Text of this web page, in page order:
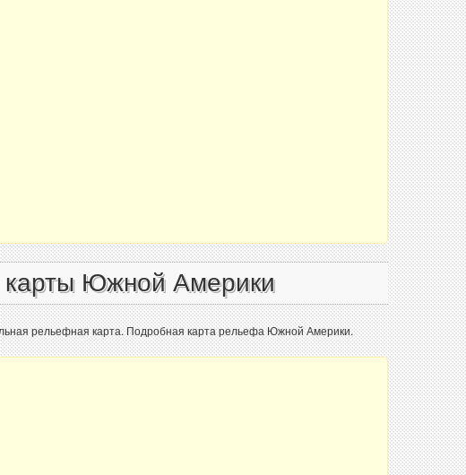
карты Южной Америки
рельефная карта. Подробная карта рельефа Южной Америки.